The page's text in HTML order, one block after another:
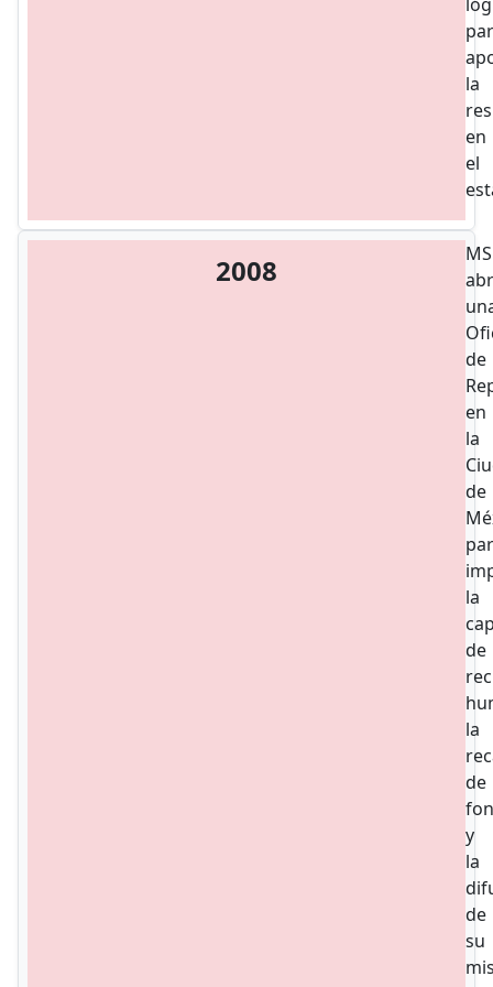
la
en
el
2008
de
en
la
de
la
de
la
de
y
la
de
su